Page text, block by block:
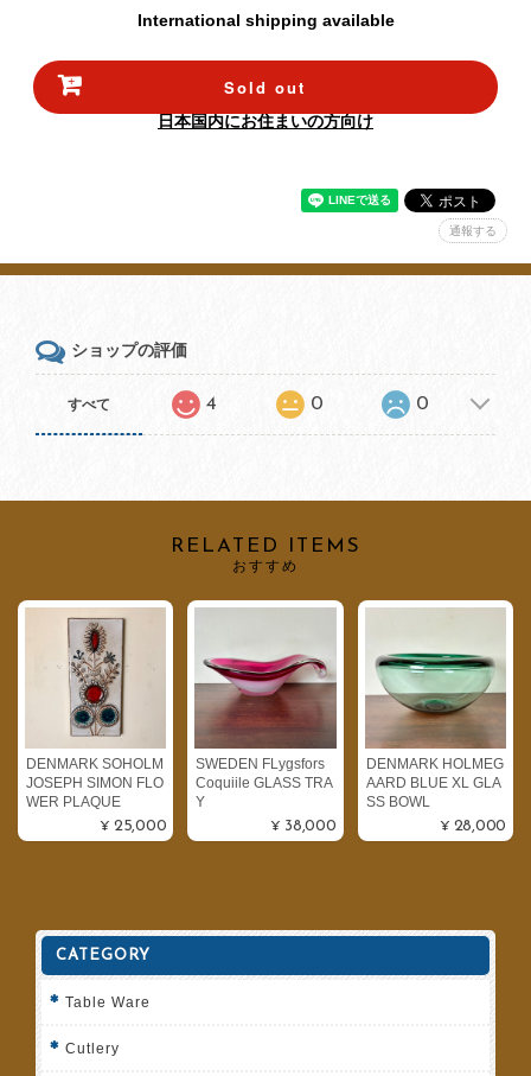
International shipping available
Sold out
日本国内にお住まいの方向け
通報する
ショップの評価
すべて 4 0 0
RELATED ITEMS
おすすめ
DENMARK SOHOLM
JOSEPH SIMON FLO
WER PLAQUE
¥25,000
SWEDEN FLygsfors
Coquiile GLASS TRA
Y
¥38,000
DENMARK HOLMEG
AARD BLUE XL GLA
SS BOWL
¥28,000
CATEGORY
Table Ware
Cutlery